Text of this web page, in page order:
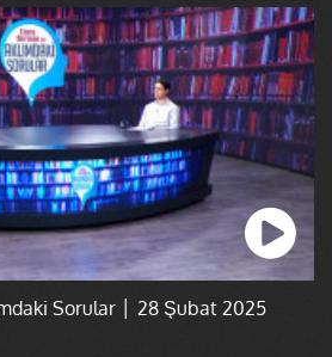
Sorular │ 28 Şubat 2025